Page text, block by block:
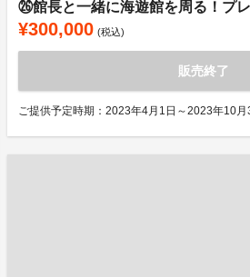
㉖館長と一緒に海遊館を周る！プ
¥300,000 (税込)
販売終了
ご提供予定時期：2023年4月1日～2023年10月